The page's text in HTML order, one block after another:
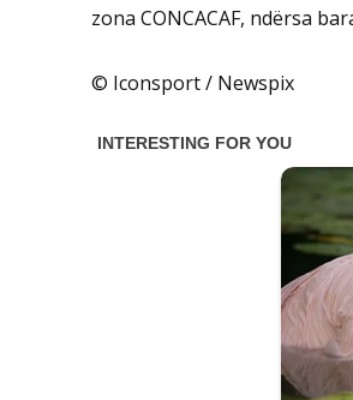
zona CONCACAF, ndërsa
© Iconsport / Newspix